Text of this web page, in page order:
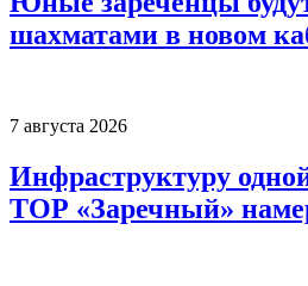
шахматами в новом
7 августа 2026
Инфраструктуру
ТОР «Заречный»